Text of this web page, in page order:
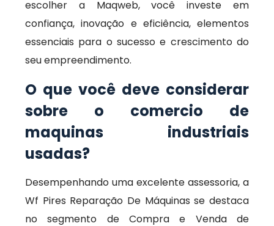
escolher a Maqweb, você investe em
confiança, inovação e eficiência, elementos
essenciais para o sucesso e crescimento do
seu empreendimento.
O que você deve considerar
sobre o comercio de
maquinas industriais
usadas?
Desempenhando uma excelente assessoria, a
Wf Pires Reparação De Máquinas se destaca
no segmento de Compra e Venda de